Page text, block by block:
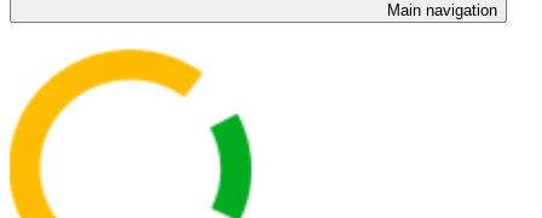
Main navigation